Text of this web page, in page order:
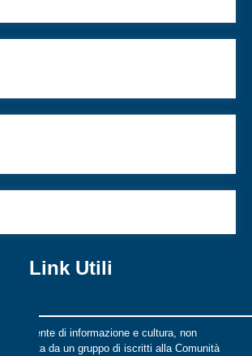
Link Utili
di informazione e cultura, non
line nata da un gruppo di iscritti alla Comunità